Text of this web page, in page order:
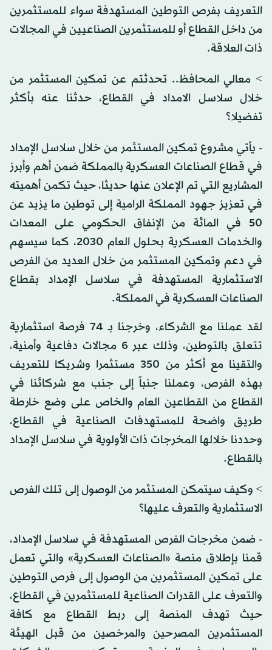
التعريف بفرص التوطين المستهدفة سواء للمستثمرين
من داخل القطاع أو للمستثمرين الصناعيين في المجالات
ذات العلاقة.
> معالي المحافظ.. تحدثتم عن تمكين المستثمر من
خلال سلاسل الامداد في القطاع، حدثنا عنه بأكثر
تفضيلا؟
- يأتي مشروع تمكين المستثمر من خلال سلاسل الإمداد
في قطاع الصناعات العسكرية بالمملكة ضمن أهم وأبرز
المشاريع التي تم الإعلان عنها حديثا، حيث تكمن أهميته
في تعزيز جهود المملكة الرامية إلى توطين ما يزيد عن
50 في المائة من الإنفاق الحكومي على المعدات
والخدمات العسكرية بحلول العام 2030، كما سيسهم
في دعم وتمكين المستثمر من خلال العديد من الفرص
الاستثمارية المستهدفة في سلاسل الإمداد بقطاع
الصناعات العسكرية في المملكة.
لقد عملنا مع الشركاء، وخرجنا بـ 74 فرصة استثمارية
تتعلق بالتوطين، وذلك عبر 6 مجالات دفاعية وأمنية،
والتقينا مع أكثر من 350 مستثمرا وشريكا للتعريف
بهذه الفرص، وعملنا جنباً إلى جنب مع شركائنا في
القطاع من القطاعين العام والخاص على وضع خارطة
طريق واضحة للمستهدفات الصناعية في القطاع،
وحددنا خلالها المخرجات ذات الأولوية في سلاسل الإمداد
بالقطاع.
> وكيف سيتمكن المستثمر من الوصول إلى تلك الفرص
الاستثمارية والتعرف عليها؟
- ضمن مخرجات الفرص المستهدفة في سلاسل الإمداد،
قمنا بإطلاق منصة «الصناعات العسكرية» والتي تعمل
على تمكين المستثمرين من الوصول إلى فرص التوطين
والتعرف على القدرات الصناعية للمستثمرين في القطاع،
حيث تهدف المنصة إلى ربط القطاع مع كافة
المستثمرين المصرحين والمرخصين من قبل الهيئة